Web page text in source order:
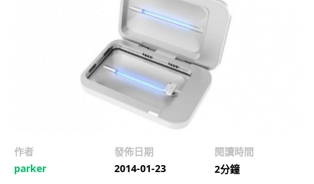
作者
parker
發佈日期
2014-01-23
閱讀時間
2分鐘